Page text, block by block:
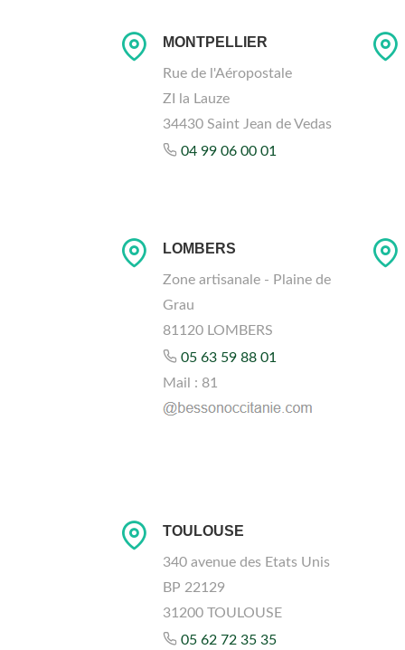
MONTPELLIER
Rue de l'Aéropostale
ZI la Lauze
34430 Saint Jean de Vedas
04 99 06 00 01
LOMBERS
Zone artisanale - Plaine de
Grau
81120 LOMBERS
05 63 59 88 01
Mail : 81
TOULOUSE
340 avenue des Etats Unis
BP 22129
31200 TOULOUSE
05 62 72 35 35